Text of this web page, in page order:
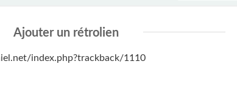
Ajouter un rétrolien
index.php?trackback/1110